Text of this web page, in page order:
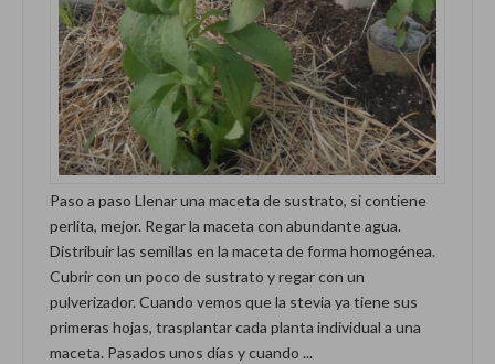
Paso a paso Llenar una maceta de sustrato, si contiene
perlita, mejor. Regar la maceta con abundante agua.
Distribuir las semillas en la maceta de forma homogénea.
Cubrir con un poco de sustrato y regar con un
pulverizador. Cuando vemos que la stevia ya tiene sus
primeras hojas, trasplantar cada planta individual a una
maceta. Pasados unos días y cuando ...